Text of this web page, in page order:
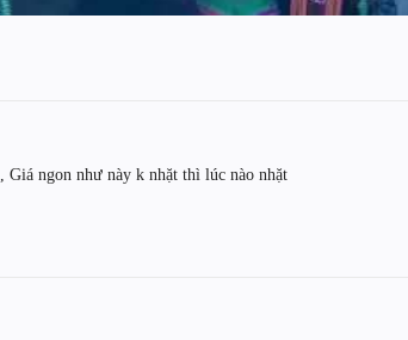
, Giá ngon như này k nhặt thì lúc nào nhặt